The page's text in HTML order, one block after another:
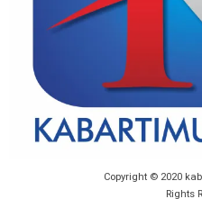
Copyright © 2020
Rights